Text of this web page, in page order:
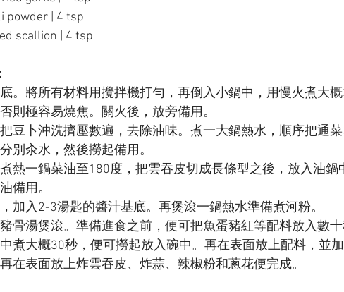
powder | 4 tsp
scallion | 4 tsp
。將所有材料用攪拌機打勻，再倒入小鍋中，用慢火煮大
則極容易燒焦。關火後，放旁備用。
豆卜沖洗擠壓數遍，去除油味。煮一大鍋熱水，順序把通
別汆水，然後撈起備用。
熱一鍋菜油至180度，把雲吞皮切成長條型之後，放入油鍋
備用。
加入2-3湯匙的醬汁基底。再煲滾一鍋熱水準備煮河粉。
骨湯煲滾。準備進食之前，便可把魚蛋豬紅等配料放入數
煮大概30秒，便可撈起放入碗中。再在表面放上配料，並
在表面放上炸雲吞皮、炸蒜、辣椒粉和蔥花便完成。